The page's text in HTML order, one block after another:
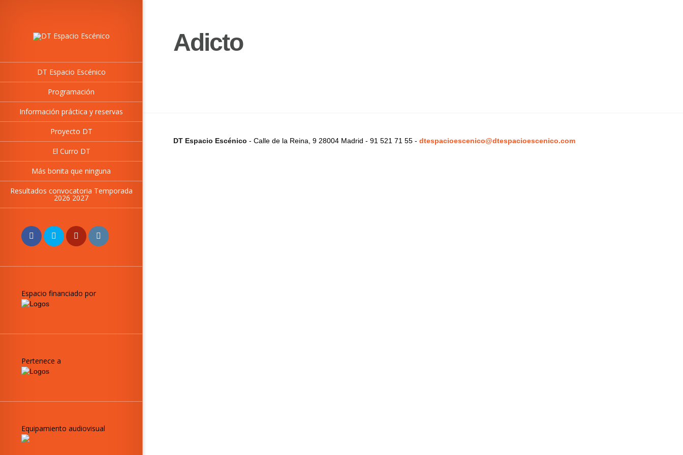
DT Espacio Escénico
Programación
Información práctica y reservas
Proyecto DT
El Curro DT
Más bonita que ninguna
Resultados convocatoria Temporada
2026 2027
Espacio financiado por
Pertenece a
Equipamiento audiovisual
Adicto
DT Espacio Escénico - Calle de la Reina, 9 28004 Madrid - 91 521 71 55 - dtespacioescenico@dtespacioescenico.com